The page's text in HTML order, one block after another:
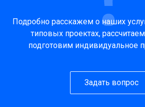
Подробно расскажем о наших
типовых проектах,
подготовим индивидуальное
Задать вопрос